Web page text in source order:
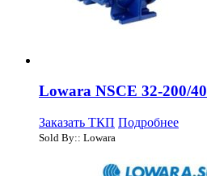
Lowara NSCE 32-200/40
Заказать ТКП Подробнее
Sold By:: Lowara